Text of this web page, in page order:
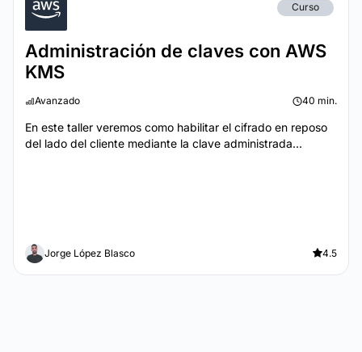
Curso
Administración de claves con AWS
KMS
Avanzado 40 min.
En este taller veremos como habilitar el cifrado en reposo
del lado del cliente mediante la clave administrada...
Jorge López Blasco 4.5